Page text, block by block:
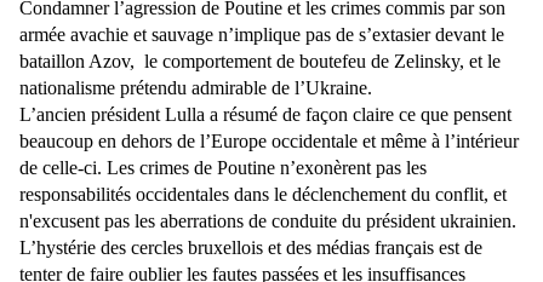
Condamner l’agression de Poutine et les crimes commis par son
armée avachie et sauvage n’implique pas de s’extasier devant le
bataillon Azov, le comportement de boutefeu de Zelinsky, et le
nationalisme prétendu admirable de l’Ukraine.
L’ancien président Lulla a résumé de façon claire ce que pensent
beaucoup en dehors de l’Europe occidentale et même à l’intérieur
de celle-ci. Les crimes de Poutine n’exonèrent pas les
responsabilités occidentales dans le déclenchement du conflit, et
n'excusent pas les aberrations de conduite du président ukrainien.
L’hystérie des cercles bruxellois et des médias français est de
tenter de faire oublier les fautes passées et les insuffisances